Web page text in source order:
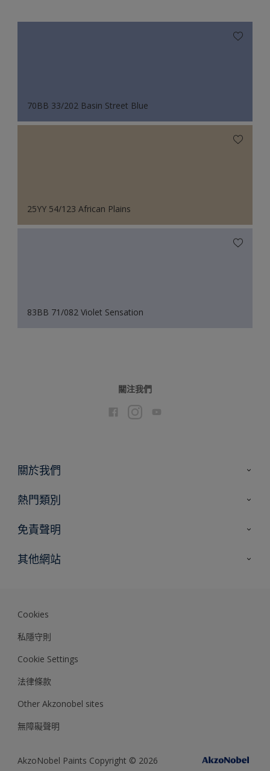
70BB 33/202 Basin Street Blue
25YY 54/123 African Plains
83BB 71/082 Violet Sensation
關注我們
關於我們
聯絡我們
熱門類別
尋找顏色
專家見解
免責聲明
色彩準確度
其他網站
Cookies
私隱守則
Cookie Settings
法律條款
Other Akzonobel sites
無障礙聲明
AkzoNobel Paints Copyright © 2026